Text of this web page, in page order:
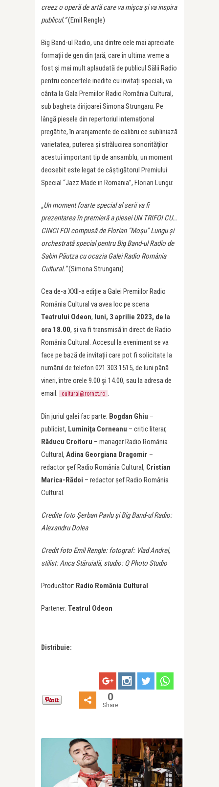
creez o operă de artă care va mișca și va inspira
publicul.”(Emil Rengle)
Big Band-ul Radio, una dintre cele mai apreciate
formații de gen din țară, care în ultima vreme a
fost și mai mult aplaudată de publicul Sălii Radio
pentru concertele inedite cu invitați speciali, va
cânta la Gala Premiilor Radio România Cultural,
sub bagheta dirijoarei Simona Strungaru. Pe
lângă piesele din repertoriul internațional
pregătite, în aranjamente de calibru ce subliniază
varietatea, puterea și strălucirea sonorităților
acestui important tip de ansamblu, un moment
deosebit este legat de câștigătorul Premiului
Special “Jazz Made in Romania”, Florian Lungu:
„Un moment foarte special al serii va fi
prezentarea în premieră a piesei UN TRIFOI CU…
CINCI FOI compusă de Florian “Moșu” Lungu și
orchestrată special pentru Big Band-ul Radio de
Sabin Păutza cu ocazia Galei Radio România
Cultural.”(Simona Strungaru)
Cea de-a XXII-a ediție a Galei Premiilor Radio
România Cultural va avea loc pe scena
Teatrului Odeon, luni, 3 aprilie 2023, de la
ora 18.00, și va fi transmisă în direct de Radio
România Cultural. Accesul la eveniment se va
face pe bază de invitații care pot fi solicitate la
numărul de telefon 021 303 1515, de luni până
vineri, între orele 9.00 și 14.00, sau la adresa de
email:
cultural@rornet.ro .
Din juriul galei fac parte: Bogdan Ghiu –
publicist, Luminiţa Corneanu – critic literar,
Răducu Croitoru – manager Radio România
Cultural, Adina Georgiana Dragomir –
redactor şef Radio România Cultural, Cristian
Marica-Rădoi – redactor şef Radio România
Cultural.
Credite foto Șerban Pavlu și Big Band-ul Radio:
Alexandru Dolea
Credit foto Emil Rengle: fotograf: Vlad Andrei,
stilist: Anca Stăruială, studio: Q Photo Studio
Producător: Radio România Cultural
Partener: Teatrul Odeon
Distribuie:
0
Share